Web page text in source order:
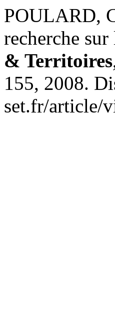
POULARD,
recherche
& Territoires
155, 2008.
set.fr/article/